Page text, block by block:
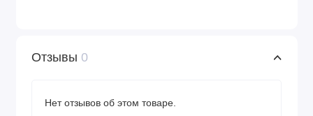
Отзывы 0
Нет отзывов об этом товаре.